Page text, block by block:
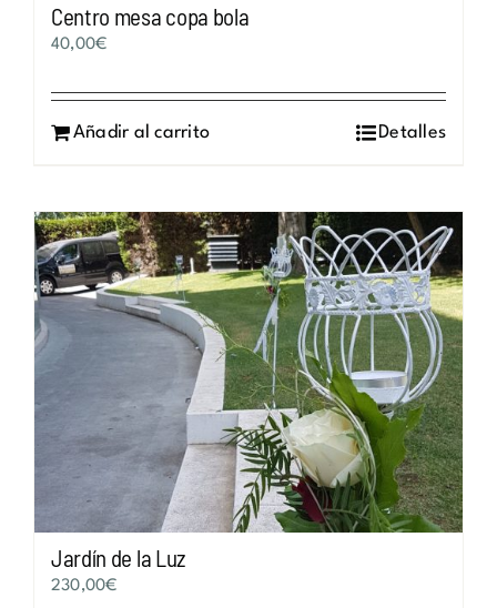
Centro mesa copa bola
40,00€
Añadir al carrito Detalles
Jardín de la Luz
230,00€